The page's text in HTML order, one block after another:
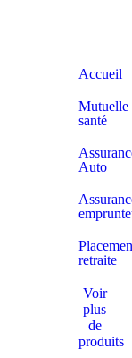
Accueil
Mutuelle
santé
Auto
retraite
Voir
plus
de
produits